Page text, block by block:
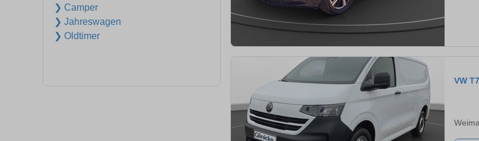
❯ Camper
❯ Jahreswagen
❯ Oldtimer
VW